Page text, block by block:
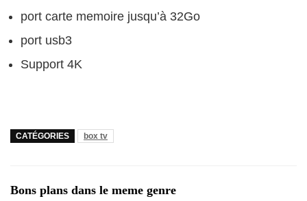
port carte memoire jusqu’à 32Go
port usb3
Support 4K
CATÉGORIES box tv
Bons plans dans le meme genre